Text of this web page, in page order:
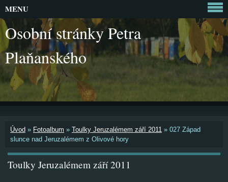
Osobní stránky Petra
Plaňanského
Úvod » Fotoalbum » Toulky Jeruzalémem září 2011 » 027 Západ
slunce nad Jeruzalémem z Olivové hory
Toulky Jeruzalémem září 2011
MENU